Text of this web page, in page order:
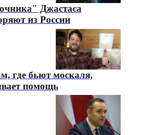
Джастаса
из России
где бьют москаля,
помощь